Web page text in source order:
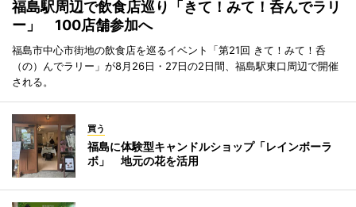
福島駅周辺で飲食店巡り「きて！みて！呑んでラリ
ー」 100店舗参加へ
福島市中心市街地の飲食店を巡るイベント「第21回 きて！みて！呑
（の）んでラリー」が8月26日・27日の2日間、福島駅東口周辺で開催
される。
買う
福島に体験型キャンドルショップ「レインボーラ
ボ」 地元の花を活用